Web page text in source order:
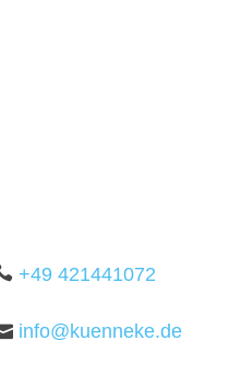
+49 421441072
info@kuenneke.de